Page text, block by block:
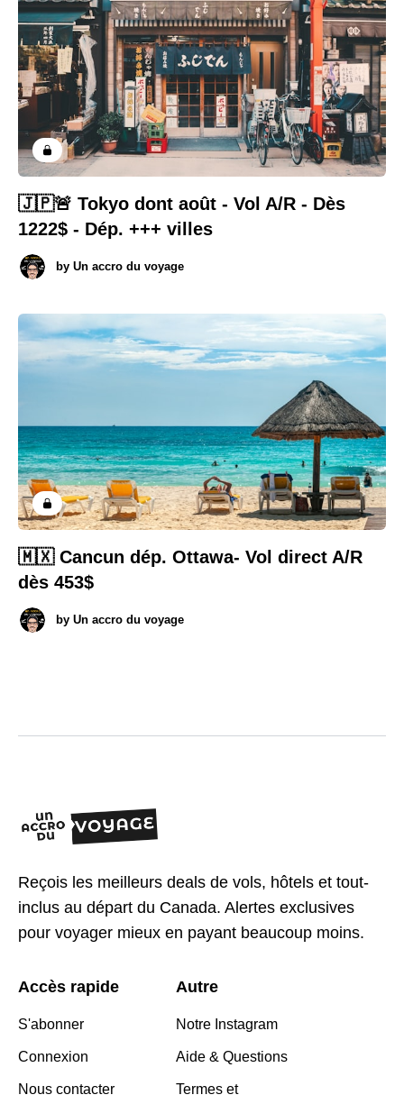
🇯🇵🚨 Tokyo dont août - Vol A/R - Dès
1222$ - Dép. +++ villes
by Un accro du voyage
🇲🇽 Cancun dép. Ottawa- Vol direct A/R
dès 453$
by Un accro du voyage
Reçois les meilleurs deals de vols, hôtels et tout-
inclus au départ du Canada. Alertes exclusives
pour voyager mieux en payant beaucoup moins.
Accès rapide
S'abonner
Connexion
Nous contacter
Autre
Notre Instagram
Aide & Questions
Termes et